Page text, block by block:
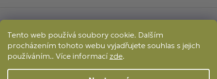
Tento web používá soubory cookie. Dalším
procházením tohoto webu vyjadřujete souhlas s jejich
používáním.. Více informací zde.
Online Převod Dobírka
Způsoby dopravy: